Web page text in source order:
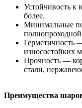
Устойчивость к
более.
Минимальные
Герметичность
износостойких
Прочность —
стали,
Преимущества